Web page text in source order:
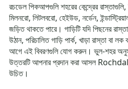
রচডেল পিকআপগুলি শহরের কেন্দ্রের
মিলনরো, লিটলবরো, হেইউড, নর্ডেন,
জড়িত থাকতে পারে। গাড়িটি যদি পিছনের
উঠান, পরিচালিত গাড়ি পার্ক, খাড়া রাস্তা বা
আগে এই বিবরণগুলি যোগ করুন। ভুল-শহর
উত্তরটি আপনার প্রদান করা আসল
উচিত।